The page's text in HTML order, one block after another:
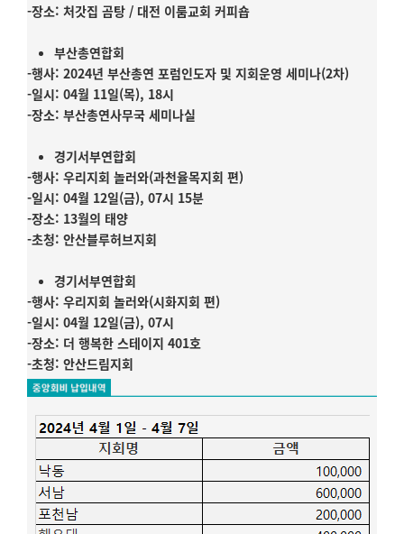
-장소: 처갓집 곰탕 / 대전 이룸교회 커피숍
부산총연합회
-행사: 2024년 부산총연 포럼인도자 및 지회운영 세미나(2차)
-일시: 04월 11일(목), 18시
-장소: 부산총연사무국 세미나실
경기서부연합회
-행사: 우리지회 놀러와(과천율목지회 편)
-일시: 04월 12일(금), 07시 15분
-장소: 13월의 태양
-초청: 안산블루허브지회
경기서부연합회
-행사: 우리지회 놀러와(시화지회 편)
-일시: 04월 12일(금), 07시
-장소: 더 행복한 스테이지 401호
-초청: 안산드림지회